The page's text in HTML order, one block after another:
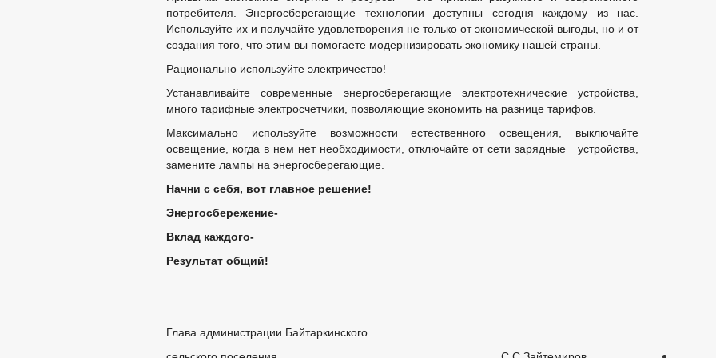
РЕГЛАМЕНТ РАССМОТРЕНИЯ ОБРАЩЕНИЙ
потребителя. Энергосберегающие технологии доступны сегодня каждому из нас.
Используйте их и получайте удовлетворения не только от экономической выгоды, но и от
создания того, что этим вы помогаете модернизировать экономику нашей страны.
Рационально используйте электричество!
Устанавливайте современные энергосберегающие электротехнические устройства,
много тарифные электросчетчики, позволяющие экономить на разнице тарифов.
Максимально используйте возможности естественного освещения, выключайте
освещение, когда в нем нет необходимости, отключайте от сети зарядные устройства,
замените лампы на энергосберегающие.
Начни с себя, вот главное решение!
Энергосбережение-
Вклад каждого-
Результат общий!
Глава администрации Байтаркинского